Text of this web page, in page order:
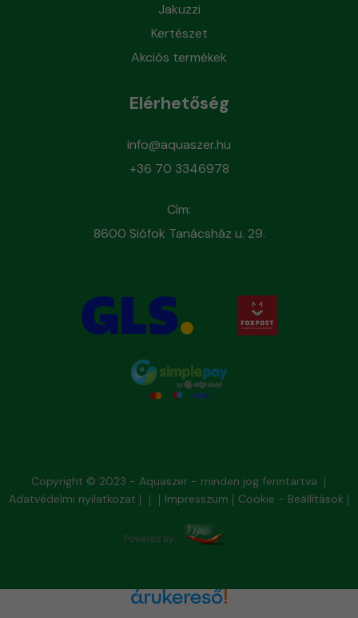
Jakuzzi
Kertészet
Akciós termékek
Elérhetőség
info@aquaszer.hu
+36 70 3346978
Cím:
8600 Siófok Tanácsház u. 29.
Copyright © 2023 - Aquaszer - minden jog fenntartva
Adatvédelmi nyilatkozat
Impresszum Cookie - Beállítások